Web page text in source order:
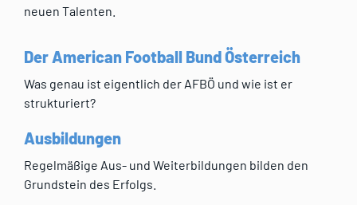
neuen Talenten.
Der American Football Bund Österreich
Was genau ist eigentlich der AFBÖ und wie ist er
strukturiert?
Ausbildungen
Regelmäßige Aus- und Weiterbildungen bilden den
Grundstein des Erfolgs.